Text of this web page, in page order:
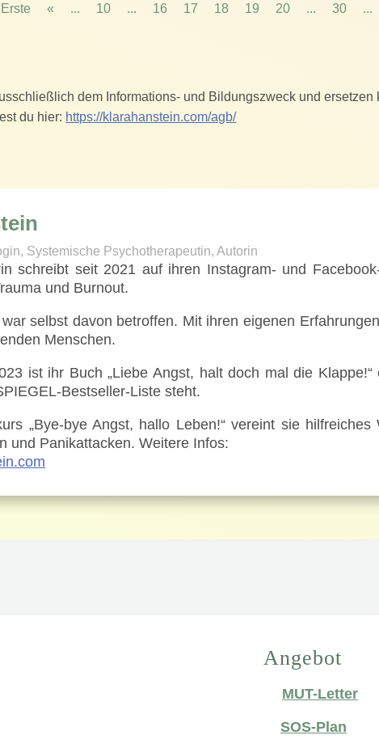
« ... 10 ... 16 17 18 19 20 ... 30 ...
dem Informations- und Bildungszweck und ersetzen
du hier: https://klarahanstein.com/agb/
Systemische Psychotherapeutin, Autorin
schreibt seit 2021 auf ihren Instagram- und
und Burnout.
selbst davon betroffen. Mit ihren eigenen
Menschen.
ist ihr Buch „Liebe Angst, halt doch mal die
Bestseller-Liste steht.
„Bye-bye Angst, hallo Leben!“ vereint sie
und Panikattacken. Weitere Infos:
Angebot
MUT-Letter
☄️SOS-Plan